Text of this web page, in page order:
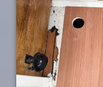
kryssfiner
Maxbo
ny